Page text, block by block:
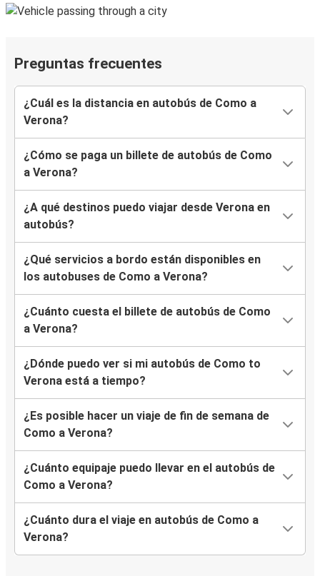
Preguntas frecuentes
¿Cuál es la distancia en autobús de Como a
Verona?
¿Cómo se paga un billete de autobús de Como
a Verona?
¿A qué destinos puedo viajar desde Verona en
autobús?
¿Qué servicios a bordo están disponibles en
los autobuses de Como a Verona?
¿Cuánto cuesta el billete de autobús de Como
a Verona?
¿Dónde puedo ver si mi autobús de Como to
Verona está a tiempo?
¿Es posible hacer un viaje de fin de semana de
Como a Verona?
¿Cuánto equipaje puedo llevar en el autobús de
Como a Verona?
¿Cuánto dura el viaje en autobús de Como a
Verona?